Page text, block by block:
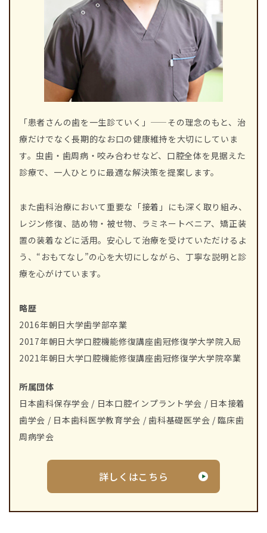
「患者さんの歯を一生診ていく」——その理念のもと、治
療だけでなく長期的なお口の健康維持を大切にしていま
す。虫歯・歯周病・咬み合わせなど、口腔全体を見据えた
診療で、一人ひとりに最適な解決策を提案します。
また歯科治療において重要な「接着」にも深く取り組み、
レジン修復、詰め物・被せ物、ラミネートベニア、矯正装
置の装着などに活用。安心して治療を受けていただけるよ
う、“おもてなし”の心を大切にしながら、丁寧な説明と診
療を心がけています。
略歴
2016年朝日大学歯学部卒業
2017年朝日大学口腔機能修復講座歯冠修復学大学院入局
2021年朝日大学口腔機能修復講座歯冠修復学大学院卒業
所属団体
日本歯科保存学会 / 日本口腔インプラント学会 / 日本接着
歯学会 / 日本歯科医学教育学会 / 歯科基礎医学会 / 臨床歯
周病学会
詳しくはこちら